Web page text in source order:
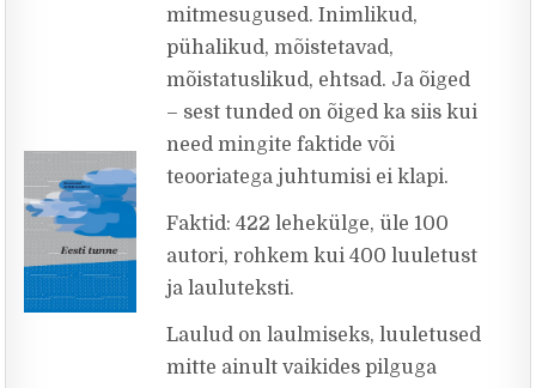
mitmesugused. Inimlikud,
pühalikud, mõistetavad,
mõistatuslikud, ehtsad. Ja õiged
– sest tunded on õiged ka siis kui
need mingite faktide või
teooriatega juhtumisi ei klapi.
Faktid: 422 lehekülge, üle 100
autori, rohkem kui 400 luuletust
ja lauluteksti.
Laulud on laulmiseks, luuletused
mitte ainult vaikides pilguga